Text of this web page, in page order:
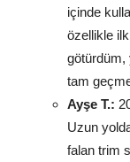
içinde
özellikle
götürdüm,
tam
Ayşe T.:
Uzun
falan trim